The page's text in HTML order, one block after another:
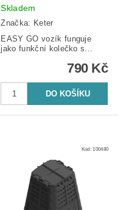
Skladem
Značka: Keter
EASY GO vozík funguje
jako funkční kolečko s...
790 Kč
Kód:100480